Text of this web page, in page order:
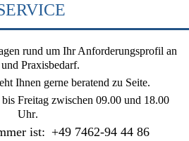
rund um Ihr Anforderungsprofil an
Praxisbedarf.
Ihnen gerne beratend zu Seite.
Freitag zwischen 09.00 und 18.00
Uhr.
ist: +49 7462-94 44 86